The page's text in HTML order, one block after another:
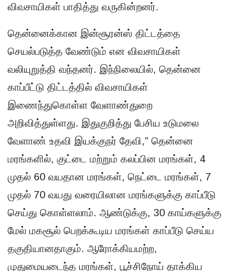
விவசாயிகள் பாதித்து வருகின்றனர்.
தென்னைக்கான இன்சூரன்ஸ் திட்டத்தை
செயல்படுத்த வேண்டும் என விவசாயிகள்
வலியுறுத்தி வந்தனர். இந்நிலையில், தென்னை
காப்பீட்டு திட்டத்தில் விவசாயிகள்
இணைந்துகொள்ள வேளாண்துறை
அறிவித்துள்ளது. இதுகுறித்து பேசிய உடுமலை
வேளாண் உதவி இயக்குநர் தேவி,” தென்னை
மரங்களில், குட்டை மற்றும் கலப்பின மரங்கள், 4
முதல் 60 வயதான மரங்கள், நெட்டை மரங்கள், 7
முதல் 70 வயது வரையிலான மரங்களுக்கு காப்பீடு
செய்து கொள்ளலாம். ஆண்டுக்கு, 30 காய்களுக்கு
மேல் மகசூல் பெறக்கூடிய மரங்கள் காப்பீடு செய்ய
தகுதியானதாகும். ஆரோக்கியமற்ற,
முதுமையடைந்த மரங்கள், பூச்சிநோய் தாக்கிய